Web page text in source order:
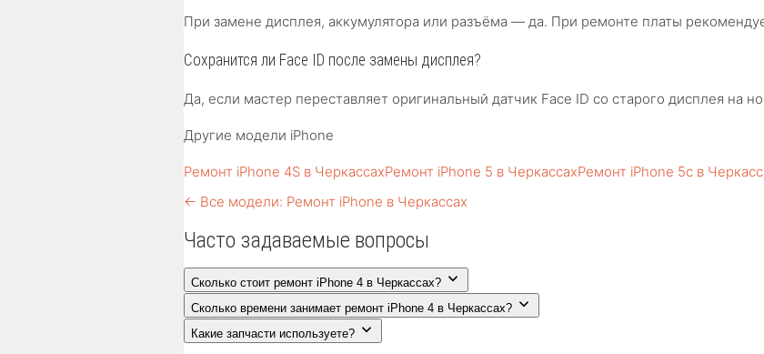
При замене дисплея, аккумулятора или разъёма — да. При ремонте платы
Сохранится ли Face ID после замены дисплея?
Да, если мастер переставляет оригинальный датчик Face ID со старого дисплея на
Другие модели iPhone
Ремонт iPhone 4S в ЧеркассахРемонт iPhone 5 в ЧеркассахРемонт iPhone 5c в
← Все модели: Ремонт iPhone в Черкассах
Часто задаваемые вопросы
Сколько стоит ремонт iPhone 4 в Черкассах?
Сколько времени занимает ремонт iPhone 4 в Черкассах?
Какие запчасти используете?